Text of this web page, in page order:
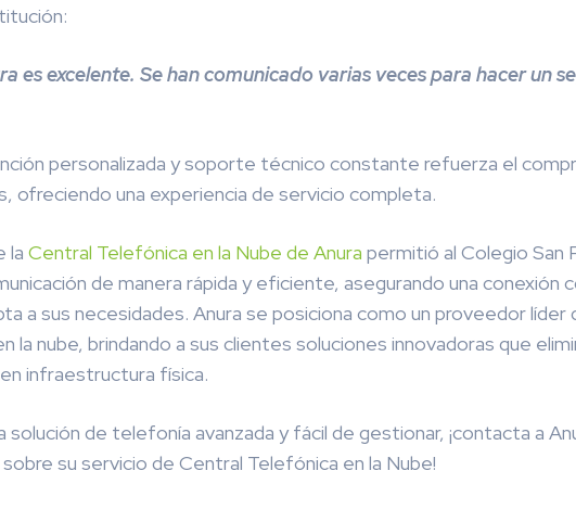
es excelente. Se han comunicado varias veces para hacer un
personalizada y soporte técnico constante refuerza el
ofreciendo una experiencia de servicio completa.
la Central Telefónica en la Nube de Anura permitió al Colegio San
de manera rápida y eficiente, asegurando una conexión
a sus necesidades. Anura se posiciona como un proveedor líder
la nube, brindando a sus clientes soluciones innovadoras que
infraestructura física.
solución de telefonía avanzada y fácil de gestionar, ¡contacta a
su servicio de Central Telefónica en la Nube!